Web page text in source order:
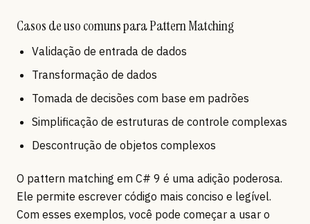
Casos de uso comuns para Pattern Matching
Validação de entrada de dados
Transformação de dados
Tomada de decisões com base em padrões
Simplificação de estruturas de controle complexas
Descontrução de objetos complexos
O pattern matching em C# 9 é uma adição poderosa.
Ele permite escrever código mais conciso e legível.
Com esses exemplos, você pode começar a usar o